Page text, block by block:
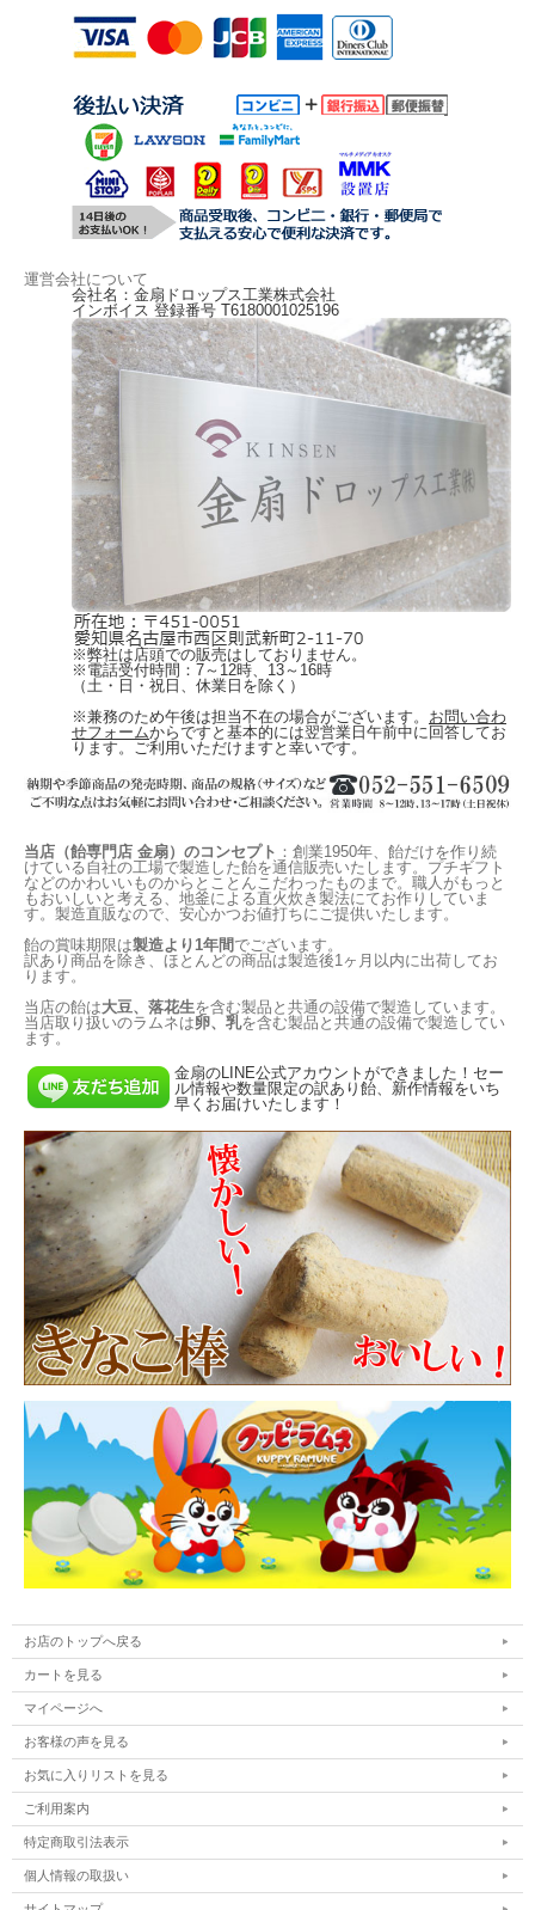
運営会社について
会社名：金扇ドロップス工業株式会社
インボイス 登録番号 T6180001025196
※弊社は店頭での販売はしておりません。
※電話受付時間：7～12時、13～16時
（土・日・祝日、休業日を除く）
※兼務のため午後は担当不在の場合がございます。 お問い合わ
せフォームからですと基本的には翌営業日午前中に回答してお
ります。ご利用いただけますと幸いです。
当店（飴専門店 金扇）のコンセプト ：創業1950年、飴だけを作り続
けている自社の工場で製造した飴を通信販売いたします。プチギフト
などのかわいいものからとことんこだわったものまで。職人がもっと
もおいしいと考える、地釜による直火炊き製法にてお作りしていま
す。製造直販なので、安心かつお値打ちにご提供いたします。
飴の賞味期限は製造より1年間 でございます。
訳あり商品を除き、ほとんどの商品は製造後1ヶ月以内に出荷してお
ります。
当店の飴は大豆、落花生を含む製品と共通の設備で製造しています。
当店取り扱いのラムネは卵、乳を含む製品と共通の設備で製造してい
ます。
金扇のLINE公式アカウントができました！セー
ル情報や数量限定の訳あり飴、新作情報をいち
早くお届けいたします！
お店のトップへ戻る
カートを見る
マイページへ
お客様の声を見る
お気に入りリストを見る
ご利用案内
特定商取引法表示
個人情報の取扱い